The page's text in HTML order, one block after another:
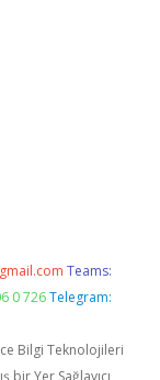
Teams:
0 726 Telegram:
Bilgi Teknolojileri
bir Yer Sağlayıcı